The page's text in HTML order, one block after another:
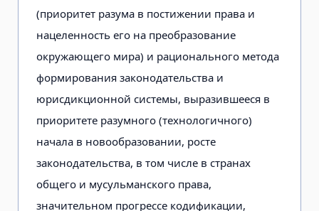
(приоритет разума в постижении права и
нацеленность его на преобразование
окружающего мира) и рационального метода
формирования законодательства и
юрисдикционной системы, выразившееся в
приоритете разумного (технологичного)
начала в новообразовании, росте
законодательства, в том числе в странах
общего и мусульманского права,
значительном прогрессе кодификации,